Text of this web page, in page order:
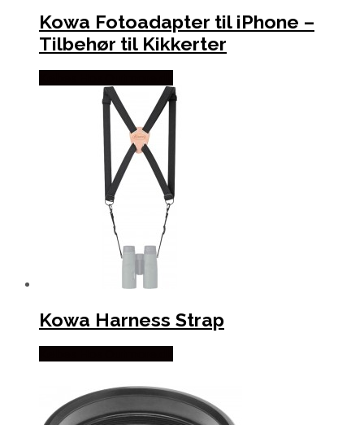
Kowa Fotoadapter til iPhone –
Tilbehør til Kikkerter
Kowa Harness Strap